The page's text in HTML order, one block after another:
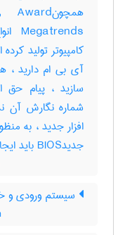
کامپیوتر تولید
آی بی ام دارید ،
شماره نگارش آن
افزار جدید ، به
جدیدBIOS باید ایجاد گردد
سیستم ورودی و